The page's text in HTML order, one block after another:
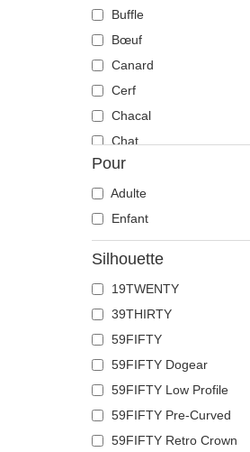
Buffle
Bœuf
Canard
Cerf
Chacal
Chat
Cheval
Chèvre
Chien
Chihuahua
Colombe
Coq
Corbeau
Coyote
Crabe
Crâne
Crocodile
Dauphin
Pour
Adulte
Enfant
Silhouette
19TWENTY
39THIRTY
59FIFTY
59FIFTY Dogear
59FIFTY Low Profile
59FIFTY Pre-Curved
59FIFTY Retro Crown